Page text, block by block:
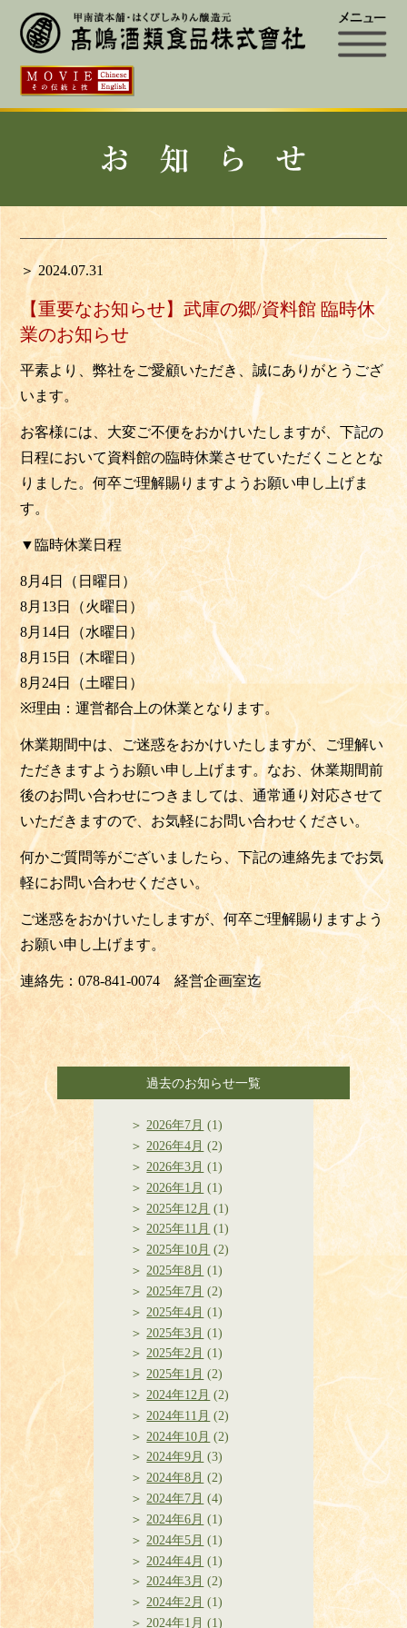
＞ 2024.07.31
【重要なお知らせ】武庫の郷/資料館 臨時休
業のお知らせ
平素より、弊社をご愛顧いただき、誠にありがとうござ
います。
お客様には、大変ご不便をおかけいたしますが、下記の
日程において資料館の臨時休業させていただくこととな
りました。何卒ご理解賜りますようお願い申し上げま
す。
▼臨時休業日程
8月4日（日曜日）
8月13日（火曜日）
8月14日（水曜日）
8月15日（木曜日）
8月24日（土曜日）
※理由：運営都合上の休業となります。
休業期間中は、ご迷惑をおかけいたしますが、 ご理解い
ただきますようお願い申し上げます。なお、休業期間前
後のお問い合わせにつきましては、通常通り対応させて
いただきますので、お気軽にお問い合わせください。
何かご質問等がございましたら、下記の連絡先までお気
軽にお問い合わせください。
ご迷惑をおかけいたしますが、何卒ご理解賜りますよう
お願い申し上げます。
連絡先：078-841-0074 経営企画室迄
過去のお知らせ一覧
2026年7月 (1)
2026年4月 (2)
2026年3月 (1)
2026年1月 (1)
2025年12月 (1)
2025年11月 (1)
2025年10月 (2)
2025年8月 (1)
2025年7月 (2)
2025年4月 (1)
2025年3月 (1)
2025年2月 (1)
2025年1月 (2)
2024年12月 (2)
2024年11月 (2)
2024年10月 (2)
2024年9月 (3)
2024年8月 (2)
2024年7月 (4)
2024年6月 (1)
2024年5月 (1)
2024年4月 (1)
2024年3月 (2)
2024年2月 (1)
2024年1月 (1)